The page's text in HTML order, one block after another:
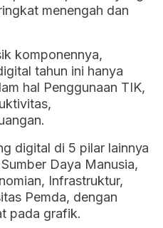
menengah dan
komponennya,
tahun ini hanya
hal Penggunaan TIK,
digital di 5 pilar lainnya
Daya Manusia,
Infrastruktur,
Pemda, dengan
pada grafik.